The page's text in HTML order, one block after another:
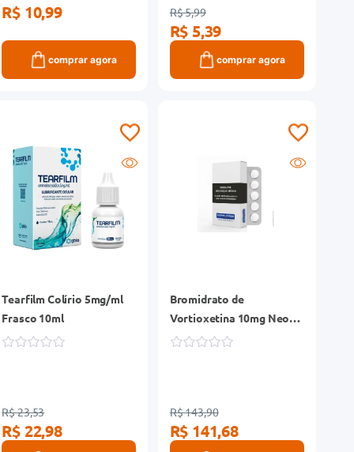
R$ 10,99
comprar agora
R$ 5,99
R$ 5,39
comprar agora
Tearfilm Colírio 5mg/ml
Frasco 10ml
R$ 23,53
R$ 22,98
Bromidrato de
Vortioxetina 10mg Neo
Química Genérico Caixa
R$ 143,90
R$ 141,68